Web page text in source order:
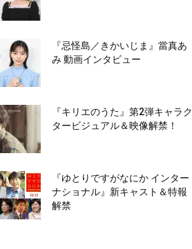
『忌怪島／きかいじま』當真あ
み 動画インタビュー
『キリエのうた』第2弾キャラク
タービジュアル＆映像解禁！
『ゆとりですがなにか インター
ナショナル』新キャスト＆特報
解禁